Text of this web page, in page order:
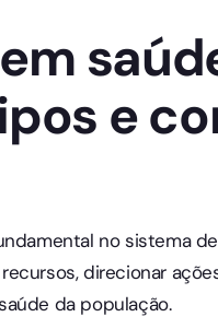
e
no sistema
direcionar
da população.